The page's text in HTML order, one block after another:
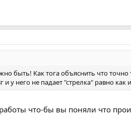
быть! Как тога объяснить что
у него не падает "стрелка" равно как
что-бы вы поняли что